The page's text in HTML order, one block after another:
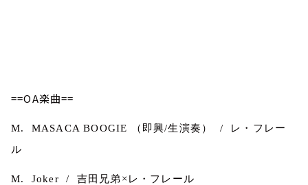
==OA楽曲==
M. MASACA BOOGIE （即興/生演奏） /
レ・フレー
ル
M. Joker / 吉田兄弟×レ・フレール